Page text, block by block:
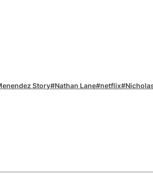
Story Nathan Lane netflix